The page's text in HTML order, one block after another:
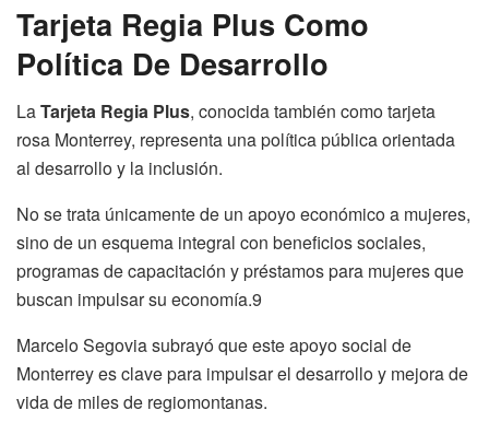
Tarjeta Regia Plus Como
Política De Desarrollo
LaTarjeta Regia Plus, conocida también como tarjeta
rosa Monterrey, representa una política pública orientada
al desarrollo y la inclusión.
No se trata únicamente de un apoyo económico a mujeres,
sino de un esquema integral con beneficios sociales,
programas de capacitación y préstamos para mujeres que
buscan impulsar su economía.9
Marcelo Segovia subrayó que este apoyo social de
Monterrey es clave para impulsar el desarrollo y mejora de
vida de miles de regiomontanas.